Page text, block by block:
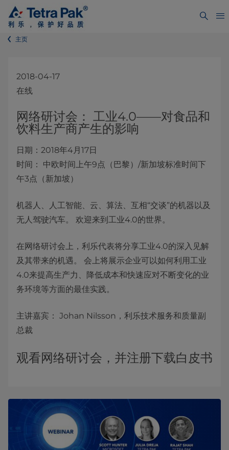
主页
2018-04-17
在线
网络研讨会： 工业4.0——对食品和
饮料生产商产生的影响
日期：2018年4月17日
时间： 中欧时间上午9点（巴黎）/新加坡标准时间下
午3点（新加坡）
机器人、人工智能、云、算法、互相“交谈”的机器以及
无人驾驶汽车。 欢迎来到工业4.0的世界。
在网络研讨会上，利乐代表将分享工业4.0的深入见解
及其带来的机遇。 会上将展示企业可以如何利用工业
4.0来提高生产力、降低成本和快速应对不断变化的业
务环境等方面的最佳实践。
主讲嘉宾： Johan Nilsson，利乐技术服务和质量副
总裁
观看网络研讨会，并注册下载白皮书